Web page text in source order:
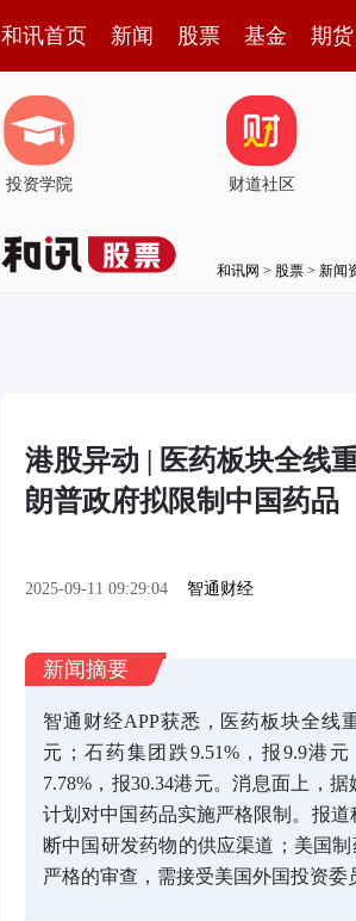
和讯首页 新闻 股票 基金 期货
投资学院 财道社区
和讯网 > 股票 > 新闻
港股异动 | 医药板块全线
朗普政府拟限制中国药品
2025-09-11 09:29:04 智通财经
新闻摘要
智通财经APP获悉，医药板块全线
元；石药集团跌9.51%，报9.9港
7.78%，报30.34港元。消息面上，
计划对中国药品实施严格限制。报
断中国研发药物的供应渠道；美国
严格的审查，需接受美国外国投资